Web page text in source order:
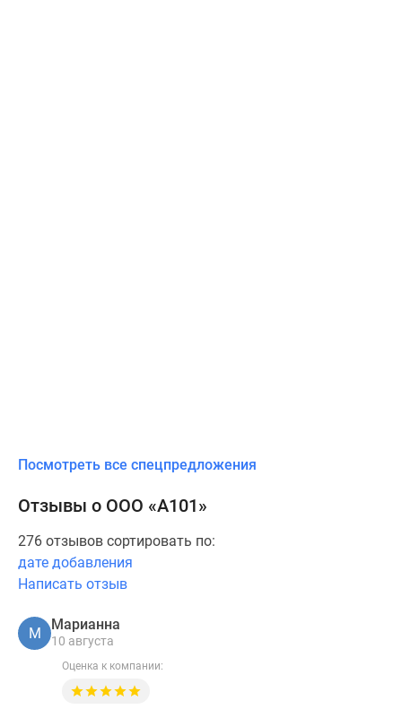
Посмотреть все спецпредложения
Отзывы о ООО «А101»
276 отзывов сортировать по:
дате добавления
Написать отзыв
М
Марианна
10 августа
Оценка к компании: